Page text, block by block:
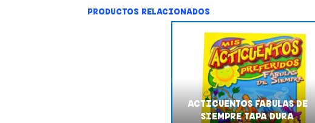
PRODUCTOS RELACIONADOS
ACTICUENTOS FABULAS DE
SIEMPRE TAPA DURA